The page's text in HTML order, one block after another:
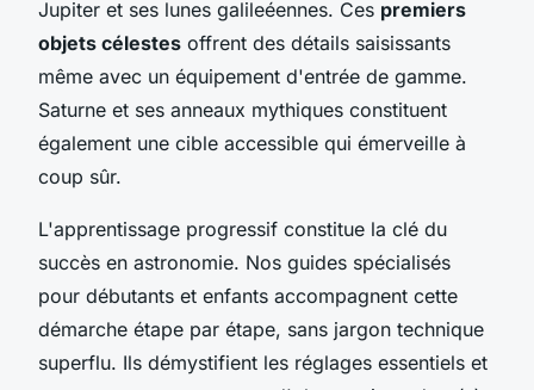
Jupiter et ses lunes galileéennes. Ces premiers
objets célestes offrent des détails saisissants
même avec un équipement d'entrée de gamme.
Saturne et ses anneaux mythiques constituent
également une cible accessible qui émerveille à
coup sûr.
L'apprentissage progressif constitue la clé du
succès en astronomie. Nos guides spécialisés
pour débutants et enfants accompagnent cette
démarche étape par étape, sans jargon technique
superflu. Ils démystifient les réglages essentiels et